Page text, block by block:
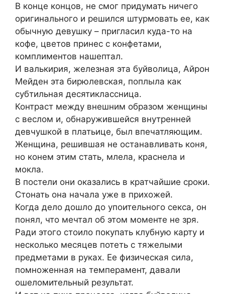
В конце концов, не смог придумать ничего
оригинального и решился штурмовать ее, как
обычную девушку – пригласил куда-то на
кофе, цветов принес с конфетами,
комплиментов нашептал.
И валькирия, железная эта буйволица, Айрон
Мейден эта бирюлевская, поплыла как
субтильная десятиклассница.
Контраст между внешним образом женщины
с веслом и, обнаружившейся внутренней
девчушкой в платьице, был впечатляющим.
Женщина, решившая не останавливать коня,
но конем этим стать, млела, краснела и
мокла.
В постели они оказались в кратчайшие сроки.
Стонать она начала уже в прихожей.
Когда дело дошло до упоительного секса, он
понял, что мечтал об этом моменте не зря.
Ради этого стоило покупать клубную карту и
несколько месяцев потеть с тяжелыми
предметами в руках. Ее физическая сила,
помноженная на темперамент, давали
ошеломительный результат.